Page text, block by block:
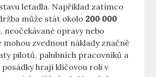
letadla. Například zatímco
může stát okolo 200 ⁢000
, neočekávané ⁤opravy nebo
zvednout náklady značně
pilotů, ‌palubních pracovníků‌ a
posádky hrají klíčovou roli v⁤